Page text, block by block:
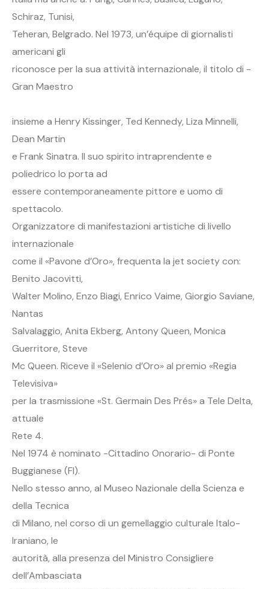
Schiraz, Tunisi,
Teheran, Belgrado. Nel 1973, un’équipe di giornalisti
americani gli
riconosce per la sua attività internazionale, il titolo di -
Gran Maestro
insieme a Henry Kissinger, Ted Kennedy, Liza Minnelli,
Dean Martin
e Frank Sinatra. Il suo spirito intraprendente e
poliedrico lo porta ad
essere contemporaneamente pittore e uomo di
spettacolo.
Organizzatore di manifestazioni artistiche di livello
internazionale
come il «Pavone d’Oro», frequenta la jet society con:
Benito Jacovitti,
Walter Molino, Enzo Biagi, Enrico Vaime, Giorgio Saviane,
Nantas
Salvalaggio, Anita Ekberg, Antony Queen, Monica
Guerritore, Steve
Mc Queen. Riceve il «Selenio d’Oro» al premio «Regia
Televisiva»
per la trasmissione «St. Germain Des Prés» a Tele Delta,
attuale
Rete 4.
Nel 1974 è nominato -Cittadino Onorario- di Ponte
Buggianese (FI).
Nello stesso anno, al Museo Nazionale della Scienza e
della Tecnica
di Milano, nel corso di un gemellaggio culturale Italo-
Iraniano, le
autorità, alla presenza del Ministro Consigliere
dell’Ambasciata